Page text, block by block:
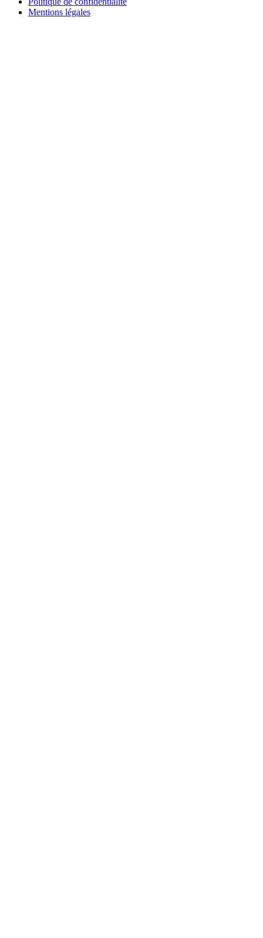
Mentions légales